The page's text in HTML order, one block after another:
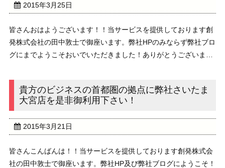
2015年3月25日
皆さんおはようございます！！当サービスを提供しております創
発株式会社の田中敦士で御座います。弊社HPのみならず弊社ブロ
グにまでようこそおいでいただきました！ありがとうございま
温もぐんぐんとあがって心地の良い日々が続いていま ...
貴方のビジネスの首都圏の拠点に弊社さいたま
大宮店を是非御利用下さい！
2015年3月21日
皆さんこんばんは！！当サービスを提供しております創発株式会
社の田中敦士で御座います。弊社HP及び弊社ブログにようこそ！